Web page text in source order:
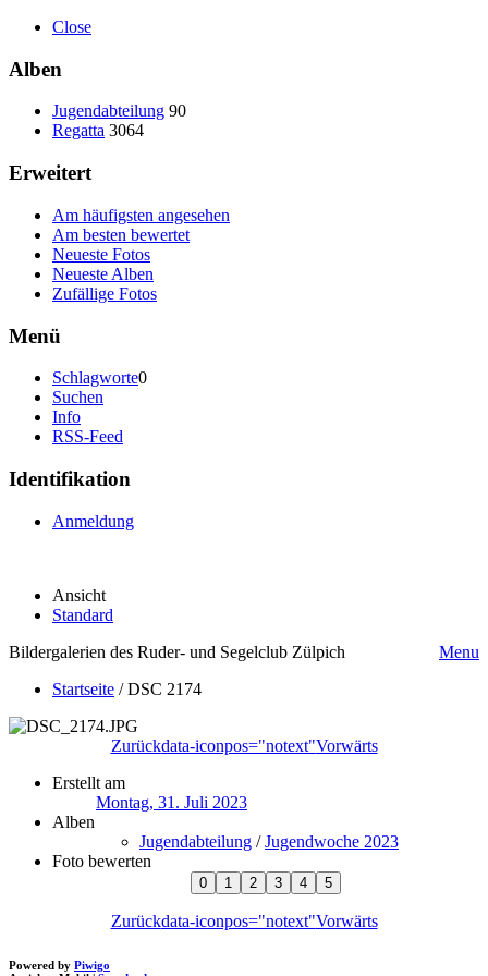
Close
Alben
Jugendabteilung 90
Regatta 3064
Erweitert
Am häufigsten angesehen
Am besten bewertet
Neueste Fotos
Neueste Alben
Zufällige Fotos
Menü
Schlagworte0
Suchen
Info
RSS-Feed
Identifikation
Anmeldung
Ansicht
Standard
Bildergalerien des Ruder- und Segelclub Zülpich
Menu
Startseite /DSC 2174
Zurückdata-iconpos="notext"Vorwärts
Erstellt am
Montag, 31. Juli 2023
Alben
Jugendabteilung /Jugendwoche 2023
Foto bewerten
Zurückdata-iconpos="notext"Vorwärts
Powered by Piwigo